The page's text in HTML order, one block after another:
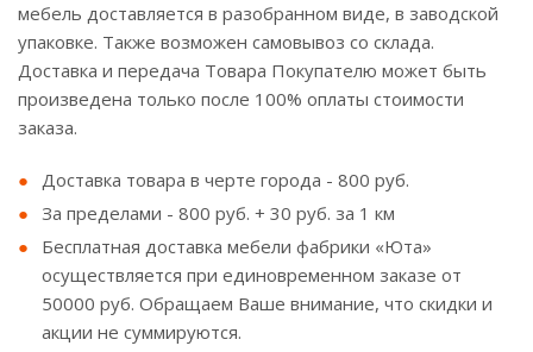
мебель доставляется в разобранном виде, в заводской
упаковке. Также возможен самовывоз со склада.
Доставка и передача Товара Покупателю может быть
произведена только после 100% оплаты стоимости
заказа.
Доставка товара в черте города - 800 руб.
За пределами - 800 руб. + 30 руб. за 1 км
Бесплатная доставка мебели фабрики «Юта»
осуществляется при единовременном заказе от
50000 руб. Обращаем Ваше внимание, что скидки и
акции не суммируются.